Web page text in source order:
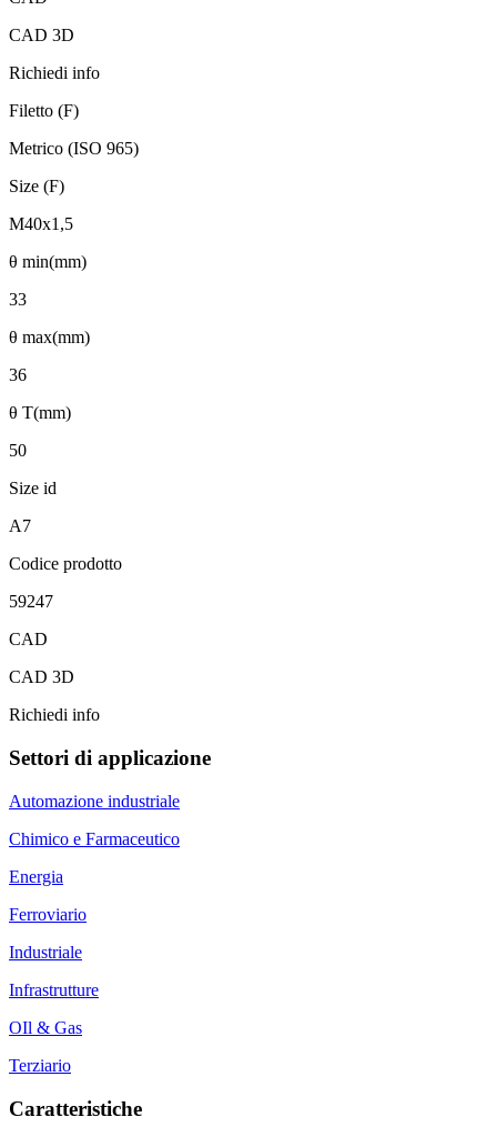
CAD 3D
Richiedi info
Filetto (F)
Metrico (ISO 965)
Size (F)
M40x1,5
θ min(mm)
33
θ max(mm)
36
θ T(mm)
50
Size id
A7
Codice prodotto
59247
CAD
CAD 3D
Richiedi info
Settori di applicazione
Automazione industriale
Chimico e Farmaceutico
Energia
Ferroviario
Industriale
Infrastrutture
OIl & Gas
Terziario
Caratteristiche